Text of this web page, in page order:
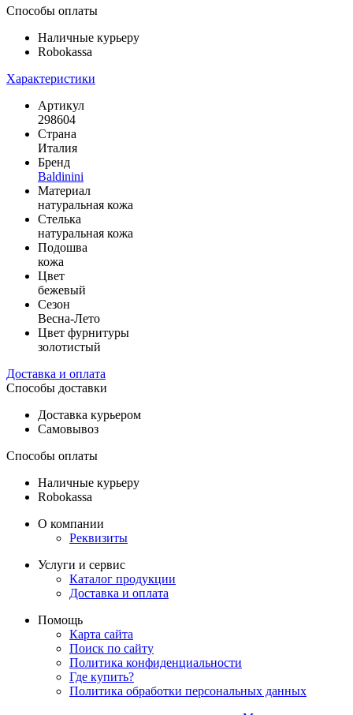
Способы оплаты
Наличные курьеру
Robokassa
Характеристики
Артикул
298604
Страна
Италия
Бренд
Baldinini
Материал
натуральная кожа
Стелька
натуральная кожа
Подошва
кожа
Цвет
бежевый
Сезон
Весна-Лето
Цвет фурнитуры
золотистый
Доставка и оплата
Способы доставки
Доставка курьером
Самовывоз
Способы оплаты
Наличные курьеру
Robokassa
О компании
Реквизиты
Услуги и сервис
Каталог продукции
Доставка и оплата
Помощь
Карта сайта
Поиск по сайту
Политика конфиденциальности
Где купить?
Политика обработки персональных данных